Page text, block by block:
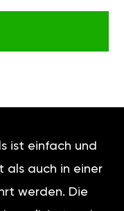
ist einfach und
als auch in einer
werden. Die